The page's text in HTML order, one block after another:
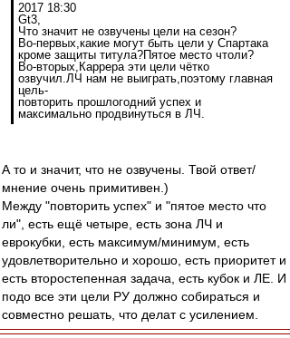
2017 18:30
Gt3,
Что значит не озвучены цели на сезон?
Во-первых,какие могут быть цели у Спартака
кроме защиты титула?Пятое место чтоли?
Во-вторых,Каррера эти цели чётко
озвучил.ЛЧ нам не выиграть,поэтому главная
цель-
повторить прошлогодний успех и
максимально продвинуться в ЛЧ.
А то и значит, что не озвучены. Твой ответ/
мнение очень примитивен.)
Между "повторить успех" и "пятое место что
ли", есть ещё четыре, есть зона ЛЧ и
еврокубки, есть максимум/минимум, есть
удовлетворительно и хорошо, есть приоритет и
есть второстепенная задача, есть кубок и ЛЕ. И
подо все эти цели РУ должно собираться и
совместно решать, что делат с усилением.